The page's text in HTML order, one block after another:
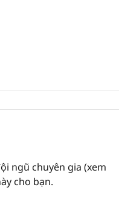
ngũ chuyên gia (xem
cho bạn.